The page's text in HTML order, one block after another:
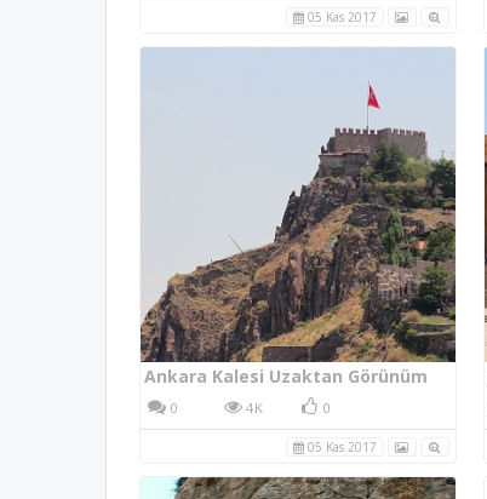
05 Kas 2017
Ankara Kalesi Uzaktan Görünüm
0 4K 0
05 Kas 2017